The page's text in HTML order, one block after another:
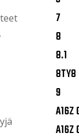
7
8
8.1
8TY8
9
A16Z
A16Z